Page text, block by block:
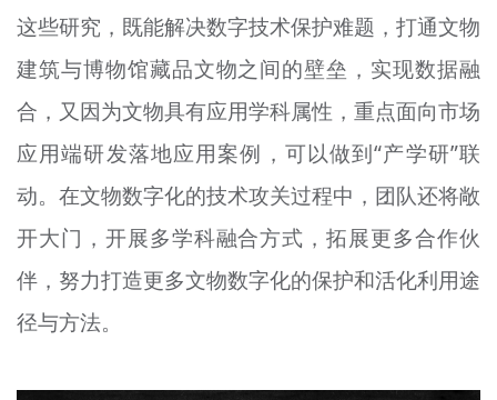
这些研究，既能解决数字技术保护难题，打通文物
建筑与博物馆藏品文物之间的壁垒，实现数据融
合，又因为文物具有应用学科属性，重点面向市场
应用端研发落地应用案例，可以做到“产学研”联
动。在文物数字化的技术攻关过程中，团队还将敞
开大门，开展多学科融合方式，拓展更多合作伙
伴，努力打造更多文物数字化的保护和活化利用途
径与方法。